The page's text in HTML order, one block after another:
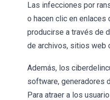
Las infecciones por
o hacen clic en
producirse a través de
de archivos, sitios web
Además, los
software, generadores
Para atraer a los